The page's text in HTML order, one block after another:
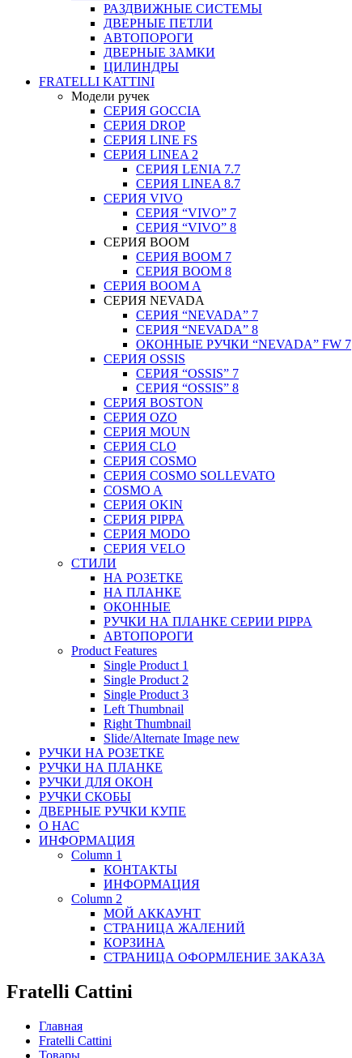
РАЗДВИЖНЫЕ СИСТЕМЫ
ДВЕРНЫЕ ПЕТЛИ
АВТОПОРОГИ
ДВЕРНЫЕ ЗАМКИ
ЦИЛИНДРЫ
FRATELLI KATTINI
Модели ручек
СЕРИЯ GOCCIA
СЕРИЯ DROP
СЕРИЯ LINE FS
СЕРИЯ LINEA 2
СЕРИЯ LENIA 7.7
СЕРИЯ LINEA 8.7
СЕРИЯ VIVO
СЕРИЯ “VIVO” 7
СЕРИЯ “VIVO” 8
СЕРИЯ ВOOM
СЕРИЯ ВOOM 7
СЕРИЯ ВOOM 8
СЕРИЯ ВOOM A
СЕРИЯ NEVADA
СЕРИЯ “NEVADA” 7
СЕРИЯ “NEVADA” 8
ОКОННЫЕ РУЧКИ “NEVADA” FW 7
СЕРИЯ OSSIS
СЕРИЯ “OSSIS” 7
СЕРИЯ “OSSIS” 8
СЕРИЯ ВOSTON
CЕРИЯ OZO
СЕРИЯ MOUN
СЕРИЯ CLO
СЕРИЯ COSMO
СЕРИЯ COSMO SOLLEVATO
COSMO A
СЕРИЯ OKIN
СЕРИЯ PIPPA
СЕРИЯ MODO
СЕРИЯ VELO
СТИЛИ
НА РОЗЕТКЕ
НА ПЛАНКЕ
ОКОННЫЕ
РУЧКИ НА ПЛАНКЕ СЕРИИ PIPPA
АВТОПОРОГИ
Product Features
Single Product 1
Single Product 2
Single Product 3
Left Thumbnail
Right Thumbnail
Slide/Alternate Image new
РУЧКИ НА РОЗЕТКЕ
РУЧКИ НА ПЛАНКЕ
РУЧКИ ДЛЯ ОКОН
РУЧКИ СКОБЫ
ДВЕРНЫЕ РУЧКИ КУПЕ
О НАС
ИНФОРМАЦИЯ
Column 1
КОНТАКТЫ
ИНФОРМАЦИЯ
Column 2
МОЙ АККАУНТ
СТРАНИЦА ЖАЛЕНИЙ
КОРЗИНА
СТРАНИЦА ОФОРМЛЕНИЕ ЗАКАЗА
Fratelli Cattini
Главная
Fratelli Cattini